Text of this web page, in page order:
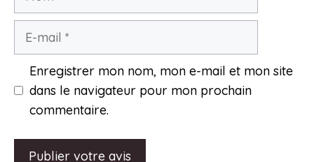
Enregistrer mon nom, mon e-mail et mon site
dans le navigateur pour mon prochain
commentaire.